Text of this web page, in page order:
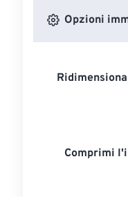
Opzioni
Comprimi